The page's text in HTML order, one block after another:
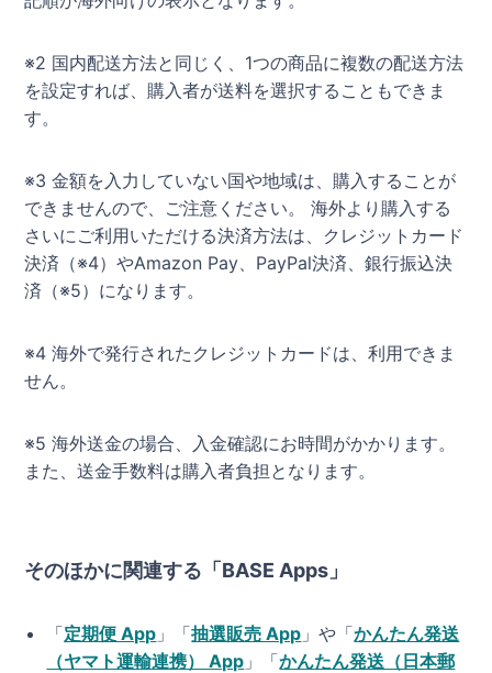
※2 国内配送方法と同じく、1つの商品に複数の配送方法
を設定すれば、購入者が送料を選択することもできま
す。
※3 金額を入力していない国や地域は、購入することが
できませんので、ご注意ください。 海外より購入する
さいにご利用いただける決済方法は、クレジットカード
決済（※4）やAmazon Pay、PayPal決済、銀行振込決
済（※5）になります。
※4 海外で発行されたクレジットカードは、利用できま
せん。
※5 海外送金の場合、入金確認にお時間がかかります。
また、送金手数料は購入者負担となります。
そのほかに関連する「BASE Apps」
「定期便 App 」「抽選販売 App 」や「かんたん発送
（ヤマト運輸連携） App 」「かんたん発送（日本郵